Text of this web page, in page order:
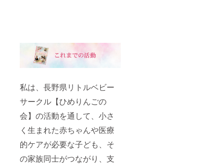
私は、長野県リトルベビー
サークル【ひめりんごの
会】の活動を通して、小さ
く生まれた赤ちゃんや医療
的ケアが必要な子ども、そ
の家族同士がつながり、支